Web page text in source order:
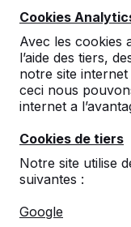
Cookies
Avec les cookies
l’aide des tiers,
notre site
ceci nous
internet a
Cookies de tiers
Notre site utilise
suivantes :
Google
pratiquement
raison que nos
dans des parc,
d’école !